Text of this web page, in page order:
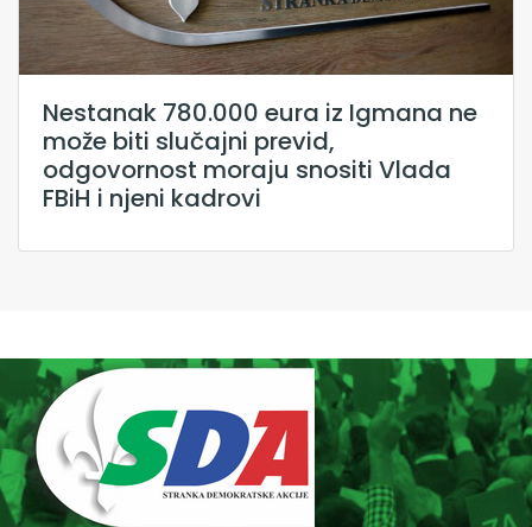
Nestanak 780.000 eura iz Igmana ne
može biti slučajni previd,
odgovornost moraju snositi Vlada
FBiH i njeni kadrovi